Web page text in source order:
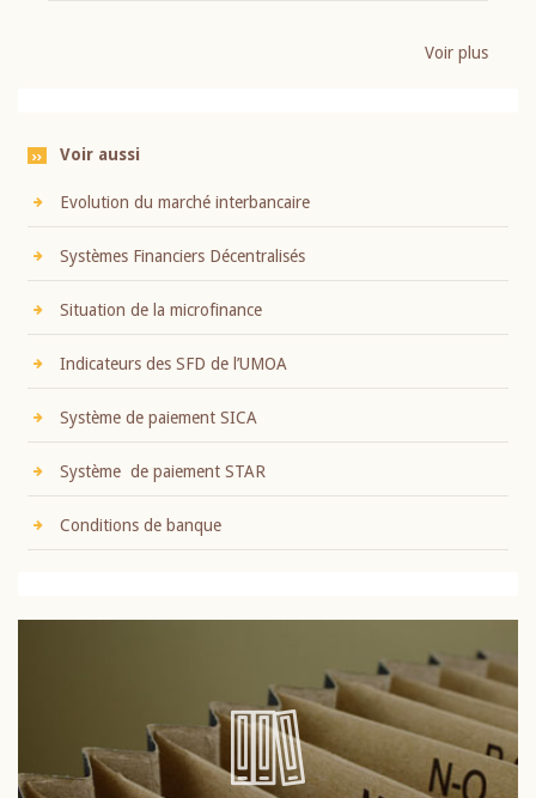
Voir plus
Voir aussi
Evolution du marché interbancaire
Systèmes Financiers Décentralisés
Situation de la microfinance
Indicateurs des SFD de l’UMOA
Système de paiement SICA
Système de paiement STAR
Conditions de banque